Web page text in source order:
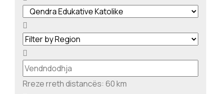
Rreze rreth distancës: 60km